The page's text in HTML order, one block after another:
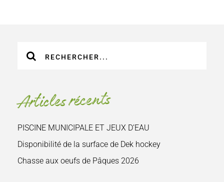
sur
Articles récents
PISCINE MUNICIPALE ET JEUX D’EAU
Disponibilité de la surface de Dek hockey
Chasse aux oeufs de Pâques 2026